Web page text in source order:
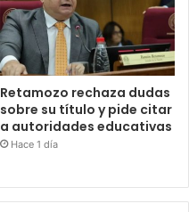
Retamozo rechaza dudas
sobre su título y pide citar
a autoridades educativas
Hace 1 día